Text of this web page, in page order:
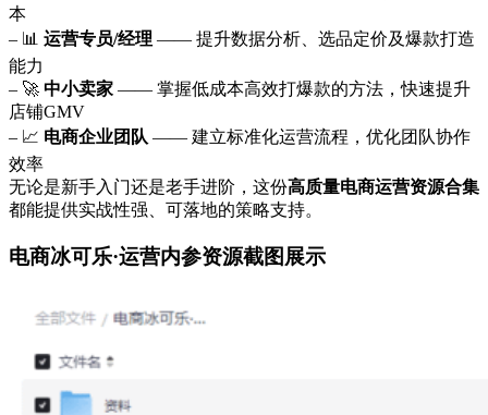
本
– 📊 运营专员/经理 —— 提升数据分析、选品定价及爆款打造
能力
– 🚀 中小卖家 —— 掌握低成本高效打爆款的方法，快速提升
店铺GMV
– 📈 电商企业团队 —— 建立标准化运营流程，优化团队协作
效率
无论是新手入门还是老手进阶，这份高质量电商运营资源合集
都能提供实战性强、可落地的策略支持。
电商冰可乐·运营内参资源截图展示